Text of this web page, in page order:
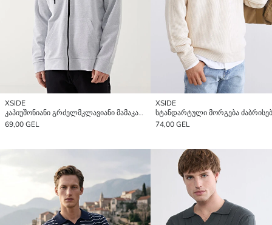
XSIDE
კაპიუშონიანი გრძელმკლავიანი მამაკაცის ელვიანი ზედა
69,00 GEL
XSIDE
74,00 GEL